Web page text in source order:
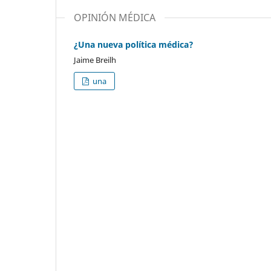
OPINIÓN MÉDICA
¿Una nueva política médica?
Jaime Breilh
una